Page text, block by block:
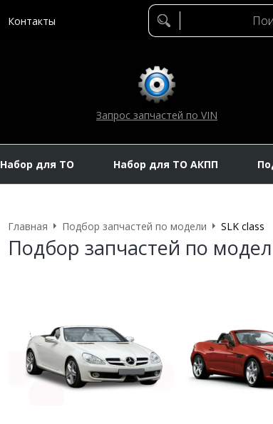
Контакты
Запрос запчастей по VIN
Набор для ТО Набор для ТО АКПП
Главная Подбор запчастей по модели SLK class
Подбор запчастей по